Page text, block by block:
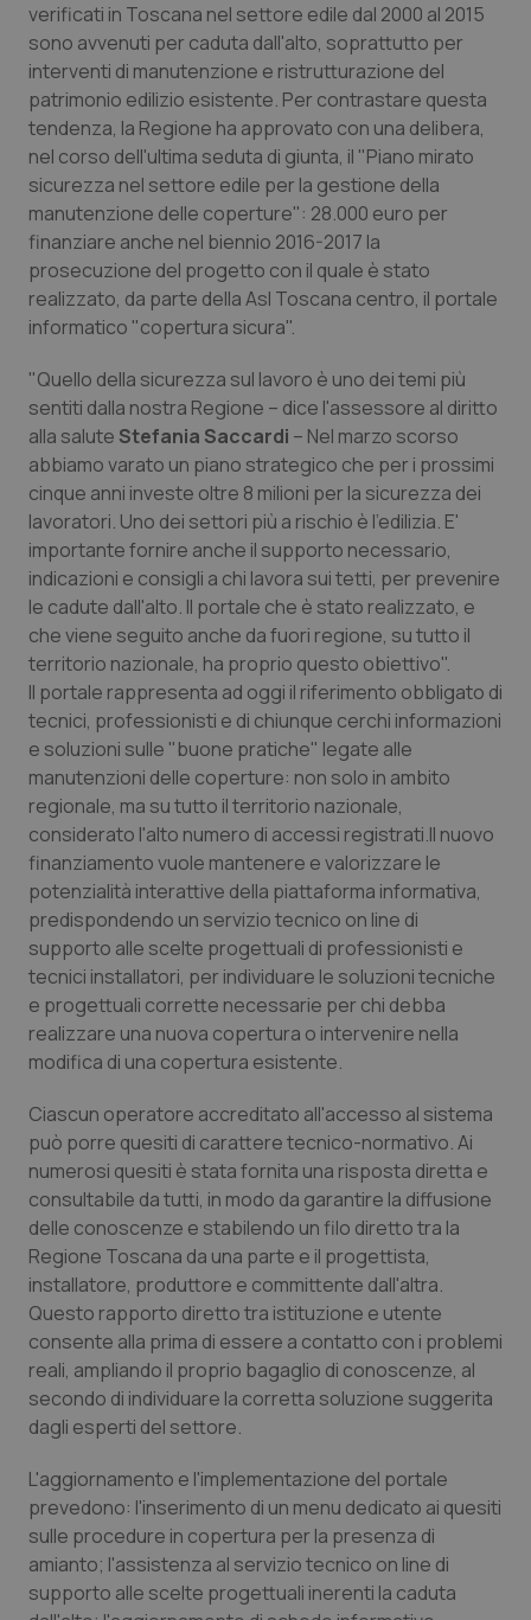
Calabria
Campania
Emilia-Romagna
Friuli Venezia Giulia
Lazio
Lombardia
Marche
Molise
Piemonte
Provincia Autonoma di Bolzano
Provincia Autonoma di Trento
Puglia
Sardegna
Sicilia
Toscana
Umbria
Veneto
Asma & BPCO
Car-T
Colesterolo & coronaropatie
Dermatite Atopica
Diabete & glucometri
Dolore
Donna & Salute
Epatiti
HIV
Infezioni & Febbre
Ipertensione & Scompenso
Malattie rare
Malattia di Crohn & Rettocolite Ulcerosa
Neuroscienze & patologie neurodegenerative
Obesità
Oftalmologia
Oncoematologia
Oncologia & Nutrizione
Psoriasi & pelle
Quotidiano Cardiologia
Quotidiano Chirurgia
Quotidiano Pediatria
Rene & patologie urogenitali
verificati in Toscana nel settore edile dal 2000 al 2015
sono avvenuti per caduta dall'alto, soprattutto per
interventi di manutenzione e ristrutturazione del
patrimonio edilizio esistente. Per contrastare questa
tendenza, la Regione ha approvato con una delibera,
nel corso dell'ultima seduta di giunta, il "Piano mirato
sicurezza nel settore edile per la gestione della
manutenzione delle coperture": 28.000 euro per
finanziare anche nel biennio 2016-2017 la
prosecuzione del progetto con il quale è stato
realizzato, da parte della Asl Toscana centro, il portale
informatico "copertura sicura".
"Quello della sicurezza sul lavoro è uno dei temi più
sentiti dalla nostra Regione – dice l'assessore al diritto
alla salute Stefania Saccardi – Nel marzo scorso
abbiamo varato un piano strategico che per i prossimi
cinque anni investe oltre 8 milioni per la sicurezza dei
lavoratori. Uno dei settori più a rischio è l'edilizia. E'
importante fornire anche il supporto necessario,
indicazioni e consigli a chi lavora sui tetti, per prevenire
le cadute dall'alto. Il portale che è stato realizzato, e
che viene seguito anche da fuori regione, su tutto il
territorio nazionale, ha proprio questo obiettivo".
Il portale rappresenta ad oggi il riferimento obbligato di
tecnici, professionisti e di chiunque cerchi informazioni
e soluzioni sulle "buone pratiche" legate alle
manutenzioni delle coperture: non solo in ambito
regionale, ma su tutto il territorio nazionale,
considerato l'alto numero di accessi registrati.Il nuovo
finanziamento vuole mantenere e valorizzare le
potenzialità interattive della piattaforma informativa,
predispondendo un servizio tecnico on line di
supporto alle scelte progettuali di professionisti e
tecnici installatori, per individuare le soluzioni tecniche
e progettuali corrette necessarie per chi debba
realizzare una nuova copertura o intervenire nella
modifica di una copertura esistente.
Ciascun operatore accreditato all'accesso al sistema
può porre quesiti di carattere tecnico-normativo. Ai
numerosi quesiti è stata fornita una risposta diretta e
consultabile da tutti, in modo da garantire la diffusione
delle conoscenze e stabilendo un filo diretto tra la
Regione Toscana da una parte e il progettista,
installatore, produttore e committente dall'altra.
Questo rapporto diretto tra istituzione e utente
consente alla prima di essere a contatto con i problemi
reali, ampliando il proprio bagaglio di conoscenze, al
secondo di individuare la corretta soluzione suggerita
dagli esperti del settore.
L'aggiornamento e l'implementazione del portale
prevedono: l'inserimento di un menu dedicato ai quesiti
sulle procedure in copertura per la presenza di
amianto; l'assistenza al servizio tecnico on line di
supporto alle scelte progettuali inerenti la caduta